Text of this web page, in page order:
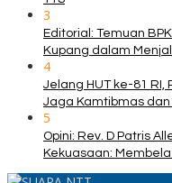
3
Editorial: Temuan
Kupang dalam
4
Jelang HUT ke-81 RI,
Jaga Kamtibmas dan
5
Opini: Rev. D Patris
Kekuasaan: